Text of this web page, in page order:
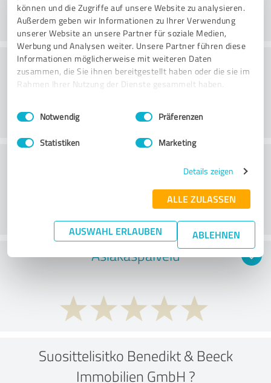
können und die Zugriffe auf unsere Website zu analysieren.
Außerdem geben wir Informationen zu Ihrer Verwendung
unserer Website an unsere Partner für soziale Medien,
Werbung und Analysen weiter. Unsere Partner führen diese
Informationen möglicherweise mit weiteren Daten
zusammen, die Sie ihnen bereitgestellt haben oder die sie im
Rahmen Ihrer Nutzung der Dienste gesammelt haben.
Impressum Datenschutzbestimmungen
Einwilligungsauswahl
Notwendig Präferenzen
Statistiken Marketing
Details zeigen
ALLE ZULASSEN
AUSWAHL ERLAUBEN ABLEHNEN
Suorituskyky
Asiakaspalvelu
Suosittelisitko Benedikt & Beeck
Immobilien GmbH ?